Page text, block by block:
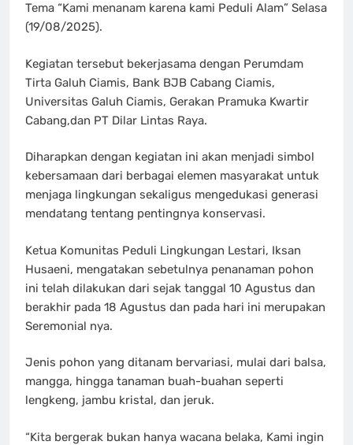
Tema “Kami menanam karena kami Peduli Alam” Selasa
(19/08/2025).
Kegiatan tersebut bekerjasama dengan Perumdam
Tirta Galuh Ciamis, Bank BJB Cabang Ciamis,
Universitas Galuh Ciamis, Gerakan Pramuka Kwartir
Cabang,dan PT Dilar Lintas Raya.
Diharapkan dengan kegiatan ini akan menjadi simbol
kebersamaan dari berbagai elemen masyarakat untuk
menjaga lingkungan sekaligus mengedukasi generasi
mendatang tentang pentingnya konservasi.
Ketua Komunitas Peduli Lingkungan Lestari, Iksan
Husaeni, mengatakan sebetulnya penanaman pohon
ini telah dilakukan dari sejak tanggal 10 Agustus dan
berakhir pada 18 Agustus dan pada hari ini merupakan
Seremonial nya.
Jenis pohon yang ditanam bervariasi, mulai dari balsa,
mangga, hingga tanaman buah-buahan seperti
lengkeng, jambu kristal, dan jeruk.
“Kita bergerak bukan hanya wacana belaka, Kami ingin